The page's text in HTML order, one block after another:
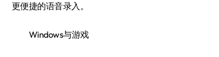
更便捷的语音录入。
Windows与游戏